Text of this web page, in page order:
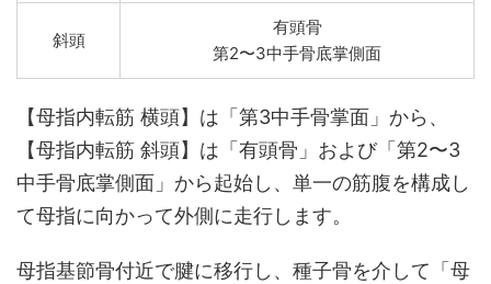
斜頭
有頭骨
第2〜3中手骨底掌側面
【母指内転筋 横頭】は「第3中手骨掌面」から、
【母指内転筋 斜頭】は「有頭骨」および「第2〜3
中手骨底掌側面」から起始し、単一の筋腹を構成し
て母指に向かって外側に走行します。
母指基節骨付近で腱に移行し、種子骨を介して「母